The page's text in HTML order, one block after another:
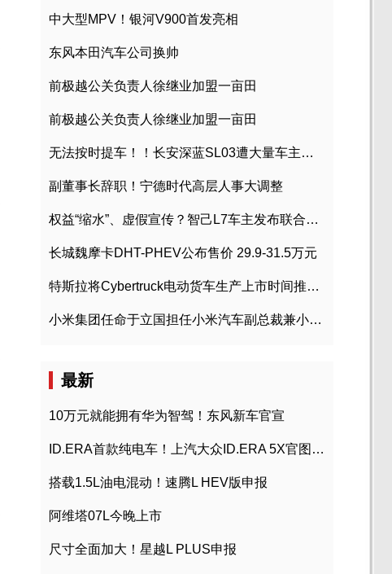
中大型MPV！银河V900首发亮相
东风本田汽车公司换帅
前极越公关负责人徐继业加盟一亩田
前极越公关负责人徐继业加盟一亩田
无法按时提车！！长安深蓝SL03遭大量车主投诉
副董事长辞职！宁德时代高层人事大调整
权益“缩水”、虚假宣传？智己L7车主发布联合维权声明
长城魏摩卡DHT-PHEV公布售价 29.9-31.5万元
特斯拉将Cybertruck电动货车生产上市时间推迟到2023年初
小米集团任命于立国担任小米汽车副总裁兼小米汽车北京总部政委
最新
10万元就能拥有华为智驾！东风新车官宣
ID.ERA首款纯电车！上汽大众ID.ERA 5X官图发布
搭载1.5L油电混动！速腾L HEV版申报
阿维塔07L今晚上市
尺寸全面加大！星越L PLUS申报